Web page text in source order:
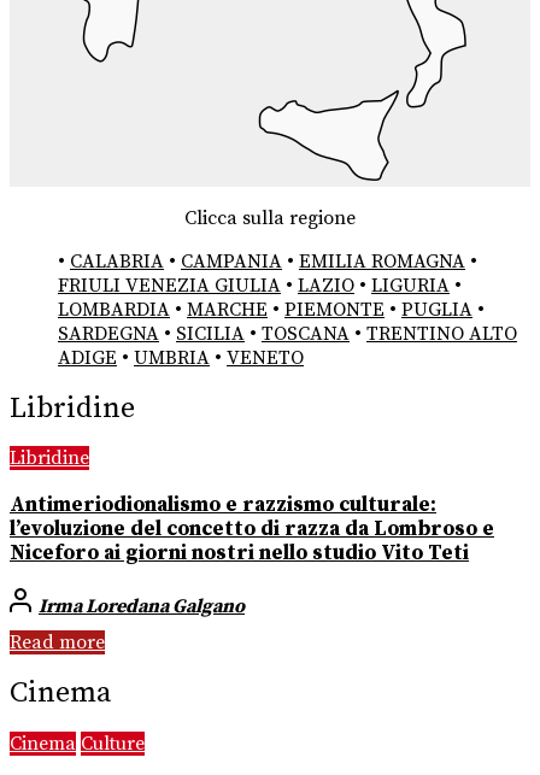
Clicca sulla regione
• CALABRIA • CAMPANIA • EMILIA ROMAGNA •
FRIULI VENEZIA GIULIA • LAZIO • LIGURIA •
LOMBARDIA • MARCHE • PIEMONTE • PUGLIA •
SARDEGNA • SICILIA • TOSCANA • TRENTINO ALTO
ADIGE • UMBRIA • VENETO
Libridine
Libridine
Antimeriodionalismo e razzismo culturale:
l’evoluzione del concetto di razza da Lombroso e
Niceforo ai giorni nostri nello studio Vito Teti
Irma Loredana Galgano
Read more
Cinema
Cinema Culture